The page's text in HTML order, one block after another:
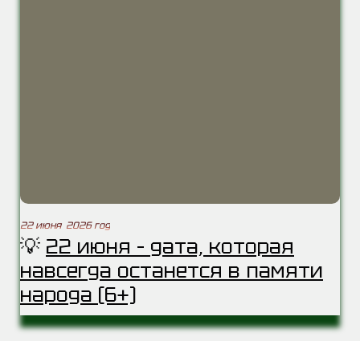
22 июня 2026 год
💡 22 июня – дата, которая
навсегда останется в памяти
народа (6+)